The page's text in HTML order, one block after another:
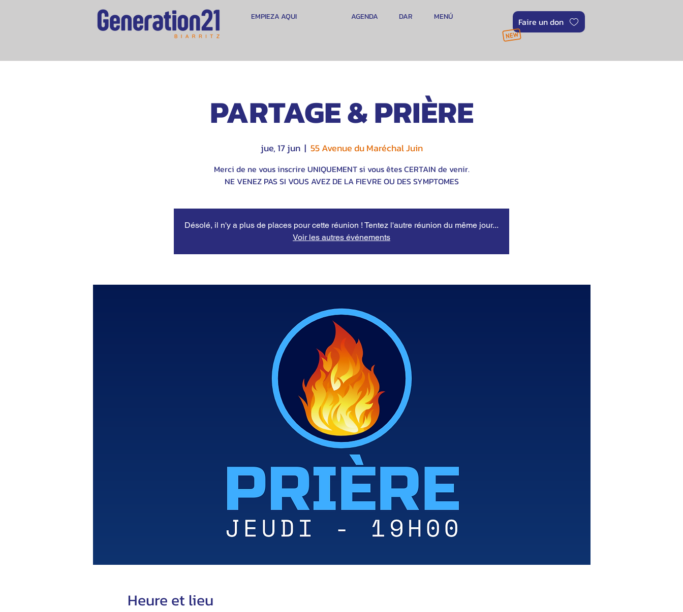
EMPIEZA AQUI DAR MENÚ
AGENDA Faire un don
PARTAGE & PRIÈRE
jue, 17 jun
  |
55 Avenue du Maréchal Juin
Merci de ne vous inscrire UNIQUEMENT si vous êtes CERTAIN de venir.
NE VENEZ PAS SI VOUS AVEZ DE LA FIEVRE OU DES SYMPTOMES
Désolé, il n'y a plus de places pour cette réunion ! Tentez l'autre réunion du même jour...
Voir les autres événements
Heure et lieu